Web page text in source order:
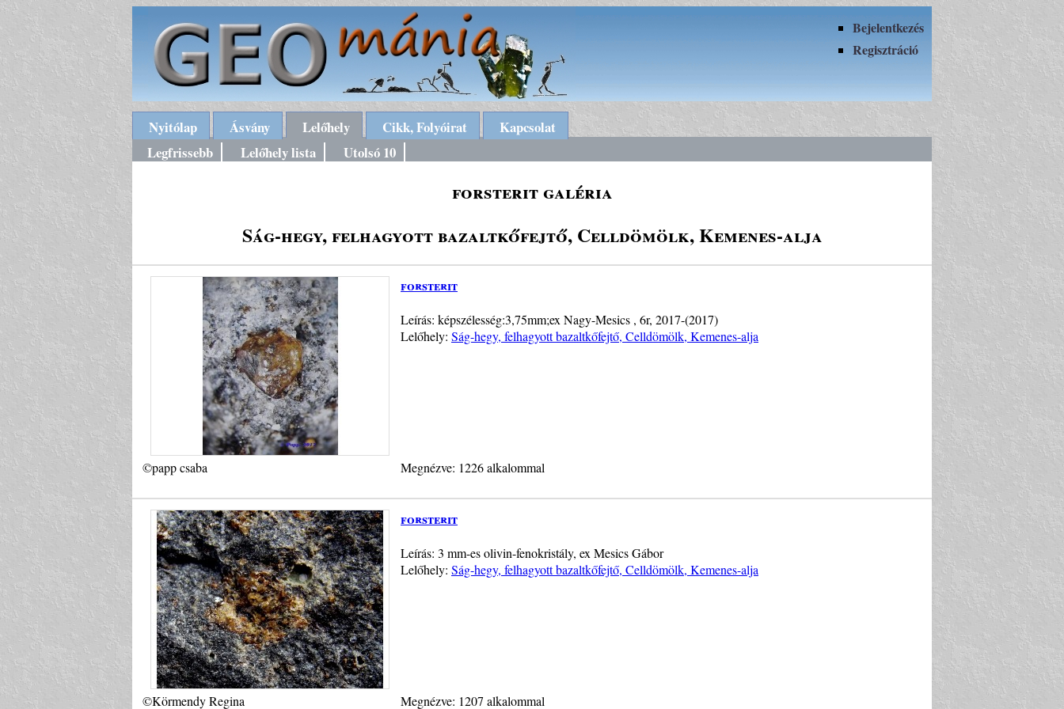
Bejelentkezés
Regisztráció
Nyitólap Ásvány Lelőhely Cikk, Folyóirat
Kapcsolat
Legfrissebb
Lelőhely lista Utolsó 10
forsterit galéria
Ság-hegy, felhagyott bazaltkőfejtő, Celldömölk, Kemenes-alja
forsterit
Leírás: képszélesség:3,75mm;ex Nagy-Mesics , 6r, 2017-(2017)
Lelőhely: Ság-hegy, felhagyott bazaltkőfejtő, Celldömölk, Kemenes-alja
©papp csaba Megnézve: 1226 alkalommal
forsterit
Leírás: 3 mm-es olivin-fenokristály, ex Mesics Gábor
Lelőhely: Ság-hegy, felhagyott bazaltkőfejtő, Celldömölk, Kemenes-alja
©Körmendy Regina Megnézve: 1207 alkalommal